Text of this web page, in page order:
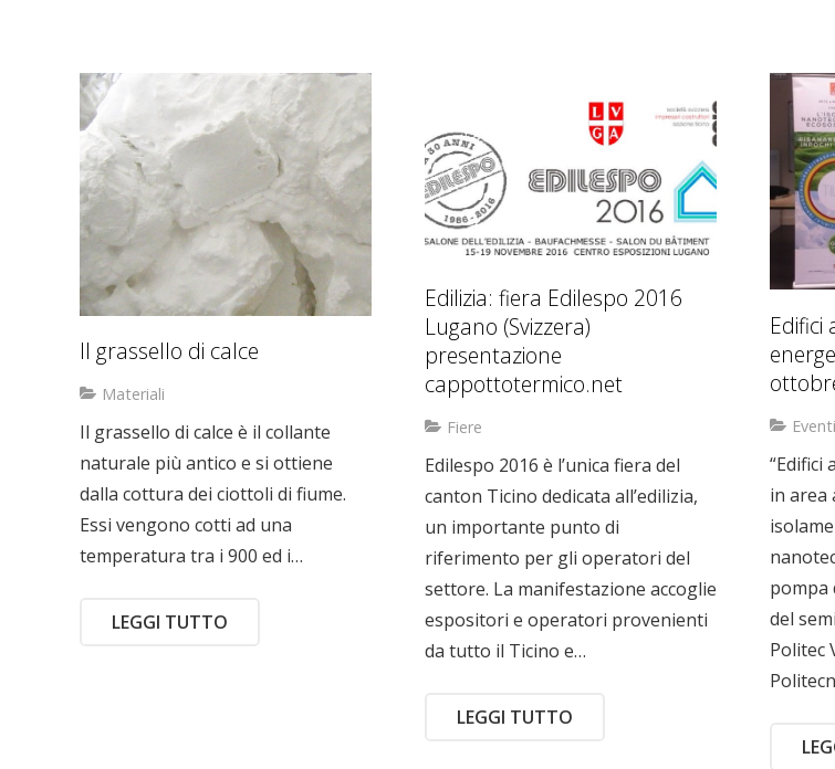
Il grassello di calce
Materiali
Il grassello di calce è il collante
naturale più antico e si ottiene
dalla cottura dei ciottoli di fiume.
Essi vengono cotti ad una
temperatura tra i 900 ed i…
LEGGI TUTTO
Edilizia: fiera Edilespo 2016
Lugano (Svizzera)
presentazione
cappottotermico.net
Fiere
Edilespo 2016 è l’unica fiera del
canton Ticino dedicata all’edilizia,
un importante punto di
riferimento per gli operatori del
settore. La manifestazione accoglie
espositori e operatori provenienti
da tutto il Ticino e…
LEGGI TUTTO
Edifici
Eventi
“Edifici
in area
pompa
del
Politec